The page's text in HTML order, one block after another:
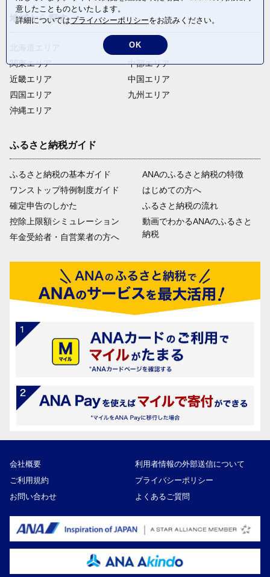
地域から探す
関東エリア
近畿エリア
四国エリア
沖縄エリア
東北エリア
中部エリア
中国エリア
九州エリア
ふるさと納税ガイド
ふるさと納税の基本ガイド
ワンストップ特例制度ガイド
確定申告のしかた
控除上限額シミュレーション
年金受給者・自営業者の方へ
ANAのふるさと納税の特徴
はじめての方へ
ふるさと納税の流れ
動画でわかるANAのふるさと
納税
会社概要
利用者情報の外部送信について
ご利用規約
プライバシーポリシー
お問い合わせ
よくあるご質問
意したことものといたします。
詳細についてはプライバシーポリシーをお読みください。
OK